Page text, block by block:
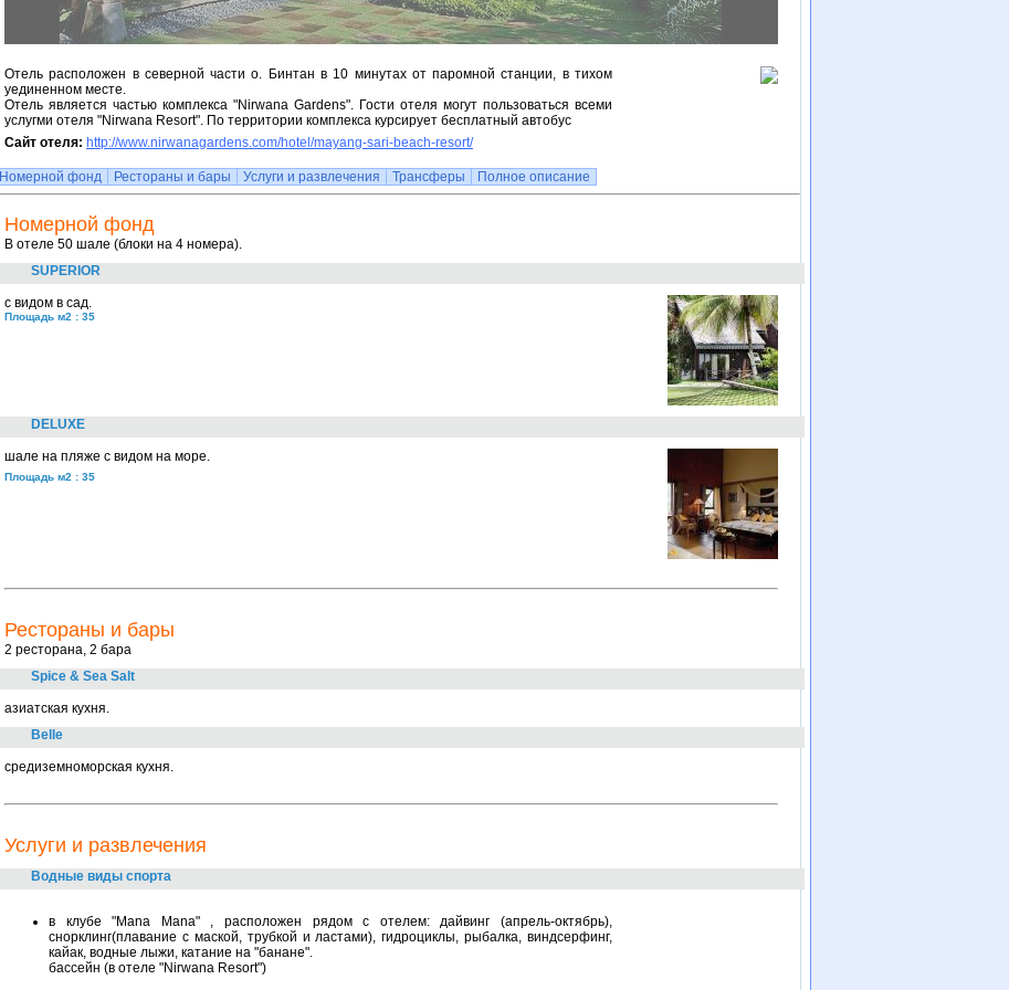
Отель расположен в северной части о. Бинтан в 10 минутах от паромной станции, в тихом
уединенном месте.
Отель является частью комплекса "Nirwana Gardens". Гости отеля могут пользоваться всеми
услугми отеля "Nirwana Resort". По территории комплекса курсирует бесплатный автобус
Сайт отеля: http://www.nirwanagardens.com/hotel/mayang-sari-beach-resort/
Номерной фонд Рестораны и бары Услуги и развлечения Трансферы Полное описание
Номерной фонд
В отеле 50 шале (блоки на 4 номера).
SUPERIOR
с видом в сад.
Площадь м2 : 35
DELUXE
шале на пляже с видом на море.
Площадь м2 : 35
Рестораны и бары
2 ресторана, 2 бара
Spice & Sea Salt
азиатская кухня.
Belle
средиземноморская кухня.
Услуги и развлечения
Водные виды спорта
в клубе "Mana Mana" , расположен рядом с отелем: дайвинг (апрель-октябрь),
снорклинг(плавание с маской, трубкой и ластами), гидроциклы, рыбалка, виндсерфинг,
кайак, водные лыжи, катание на "банане".
бассейн (в отеле "Nirwana Resort")